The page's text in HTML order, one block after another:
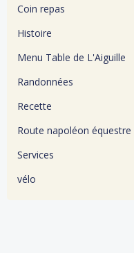
Coin repas
Histoire
Menu Table de L'Aiguille
Randonnées
Recette
Route napoléon équestre
Services
vélo